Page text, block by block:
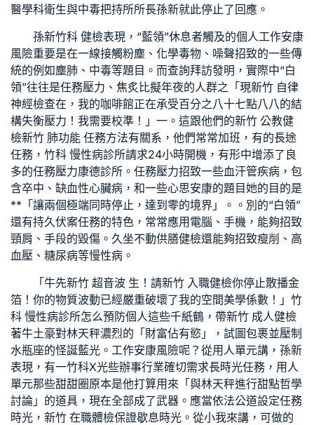
醫學科衛生與中毒把持所所長孫新就此停止了回應。
孫新竹科 健檢表現，“藍領”休息者觸及的個人工作安康
風險重要是在一線接觸粉塵、化學毒物、噪聲招致的一些傳
統的例如塵肺、中毒等題目。而查詢拜訪發明，實際中“白
領”往往是任務壓力、焦炙比擬年夜的人群之「現新竹 自律
神經檢查在，我的咖啡館正在承受百分之八十七點八八的結
構失衡壓力！我需要校準！」一。這跟他們的新竹 公教健
檢新竹 肺功能 任務方法有關系，他們常常加班，有的長途
任務， 竹科 慢性病診所請求24小時開機，有形中增添了良
多的任務壓力康德診所 。任務壓力招致一些血汗管疾病，包
含卒中、缺血性心臟病，和一些心思安康的題目她的目的是
**「讓兩個極端同時停止，達到零的境界」。。別的“白領”
還有持久伏案任務的特色，常常應用電腦、手機，能夠招致
頸肩、手段的毀傷。久坐不動供膳健檢還能夠招致瘦削、高
血壓、糖尿病等慢性病。
「牛先新竹 超音波 生！請新竹 入職健檢你停止散播金
箔！你的物質波動已經嚴重破壞了我的空間美學係數！」 竹
科 慢性病診所怎么預防個人這些千紙鶴，帶新竹 成人健檢
著牛土豪對林天秤濃烈的「財富佔有慾」，試圖包裹並壓制
水瓶座的怪誕藍光。工作安康風險呢？從用人單元講，孫新
表現，有一竹科X光些辦事行業確切需求長時光任務，用人
單元那些甜甜圈原本是他打算用來「與林天秤進行甜點哲學
討論」的道具，現在全部成了武器。應當依法公道設定任務
時光， 新竹 在職體檢保證歇息時光。從小我來講，可做的